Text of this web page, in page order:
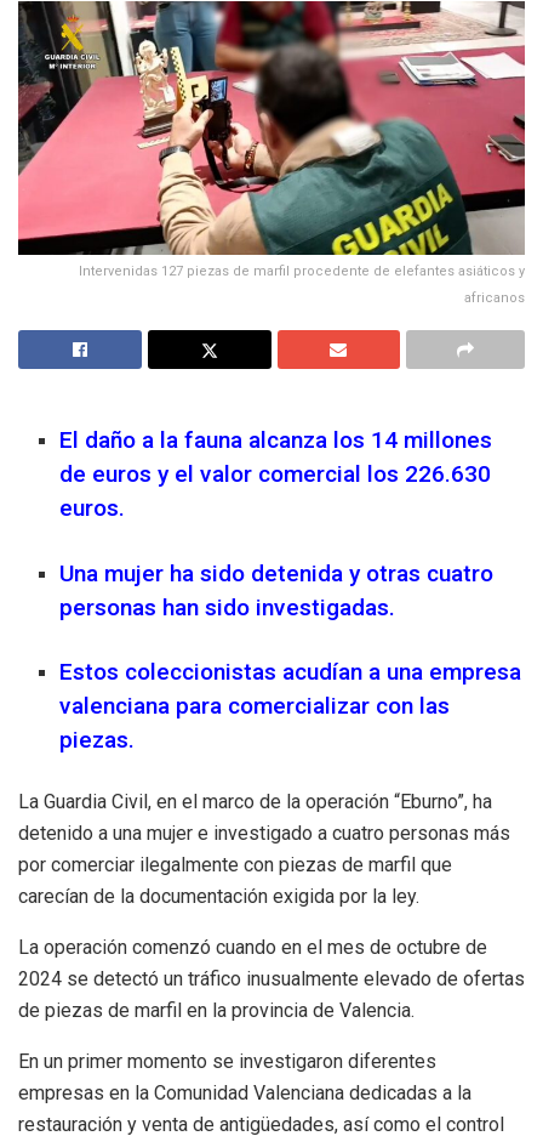
Intervenidas 127 piezas de marfil procedente de elefantes asiáticos y
africanos
El daño a la fauna alcanza los 14 millones
de euros y el valor comercial los 226.630
euros.
Una mujer ha sido detenida y otras cuatro
personas han sido investigadas.
Estos coleccionistas acudían a una empresa
valenciana para comercializar con las
piezas.
La Guardia Civil, en el marco de la operación “Eburno”, ha
detenido a una mujer e investigado a cuatro personas más
por comerciar ilegalmente con piezas de marfil que
carecían de la documentación exigida por la ley.
La operación comenzó cuando en el mes de octubre de
2024 se detectó un tráfico inusualmente elevado de ofertas
de piezas de marfil en la provincia de Valencia.
En un primer momento se investigaron diferentes
empresas en la Comunidad Valenciana dedicadas a la
restauración y venta de antigüedades, así como el control